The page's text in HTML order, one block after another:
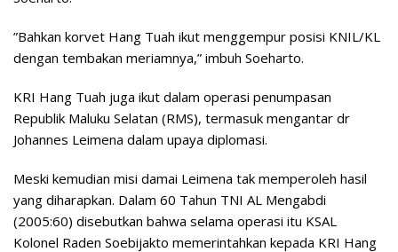
”Bahkan korvet Hang Tuah ikut menggempur posisi KNIL/KL
dengan tembakan meriamnya,” imbuh Soeharto.
KRI Hang Tuah juga ikut dalam operasi penumpasan
Republik Maluku Selatan (RMS), termasuk mengantar dr
Johannes Leimena dalam upaya diplomasi.
Meski kemudian misi damai Leimena tak memperoleh hasil
yang diharapkan. Dalam 60 Tahun TNI AL Mengabdi
(2005:60) disebutkan bahwa selama operasi itu KSAL
Kolonel Raden Soebijakto memerintahkan kepada KRI Hang